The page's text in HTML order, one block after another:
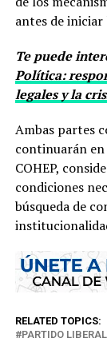
antes de iniciar
Te puede
Política:
legales y la
Ambas partes
continuarán
COHEP,
condiciones
búsqueda de
RELATED TOPICS:
PARTIDO LIBERAL